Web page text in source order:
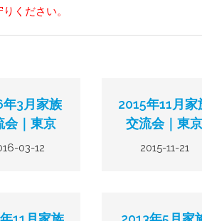
ください。
年3月家族
会｜東京
03-12
2015年11月家
交流会｜東京
2015-11-21